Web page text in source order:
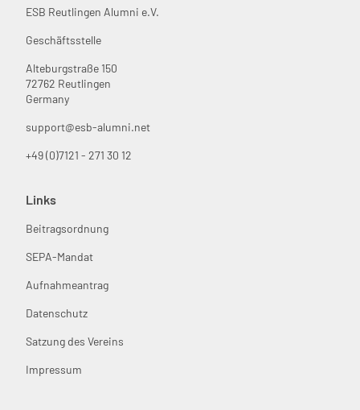
ESB Reutlingen Alumni e.V.
Geschäftsstelle
Alteburgstraße 150
72762 Reutlingen
Germany
support@esb-alumni.net
+49 (0)7121 - 271 30 12
Links
Beitragsordnung
SEPA-Mandat
Aufnahmeantrag
Datenschutz
Satzung des Vereins
Impressum